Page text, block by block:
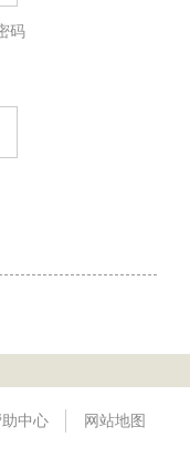
码
中心
网站地图